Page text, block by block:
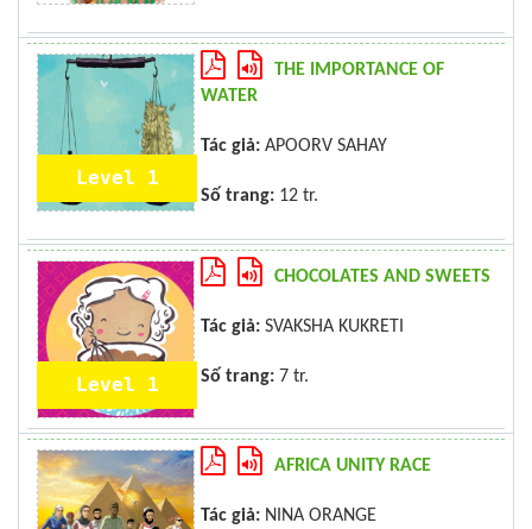
Level 1
THE IMPORTANCE OF
WATER
Tác giả: APOORV SAHAY
Số trang: 12 tr.
Level 1
CHOCOLATES AND SWEETS
Tác giả: SVAKSHA KUKRETI
Số trang: 7 tr.
AFRICA UNITY RACE
Tác giả: NINA ORANGE